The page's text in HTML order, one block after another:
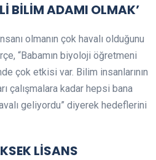
BİLİM ADAMI OLMAK’
olmanın çok havalı olduğunu
“Babamın biyoloji öğretmeni
çok etkisi var. Bilim insanlarının
çalışmalara kadar hepsi bana
geliyordu” diyerek hedeflerini
LİSANS